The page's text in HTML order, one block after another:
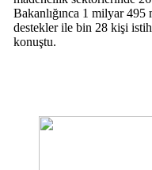
Bakanlığınca 1 milyar 495
destekler ile bin 28 kişi
konuştu.